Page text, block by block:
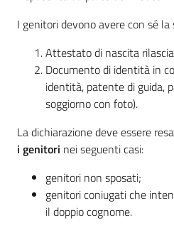
I genitori devono avere con sé
Attestato di nascita
Documento di identità in
identità, patente di guida,
soggiorno con foto).
La dichiarazione deve essere
i genitori nei seguenti casi:
genitori non sposati;
genitori coniugati che
il doppio cognome.